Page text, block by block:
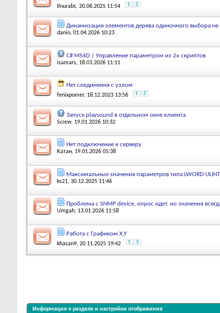
Ilnurabs, 20.06.2025 11:54 1 2
Динамизация элементов дерева одиночного выбора не
danio, 01.04.2026 10:23
C# MS4D | Управление параметром из 2х скриптов
isamars, 18.03.2026 11:11
Нет соединения с узлом
fenixpomer, 18.12.2023 13:56 1 2
Запуск playsound в отдельном окне клиента
Screw, 19.01.2026 10:32
Нет подключение к серверу
Катан, 19.01.2026 05:38
Максимальные значения параметров типа LWORD ULINT
ks21, 30.12.2025 11:46
Проблема с SNMP device, опрос идет, но значения
Umgah, 13.01.2026 11:58
Работа с Графиком X,Y
khasan9, 20.11.2025 19:42 1 2
Информация о разделе и настройки отображения